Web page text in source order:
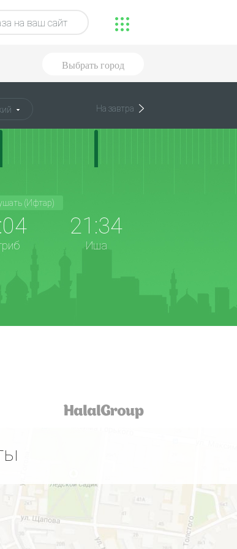
на ваш сайт
Выбрать город
На завтра
(Ифтар)
21:34
Иша